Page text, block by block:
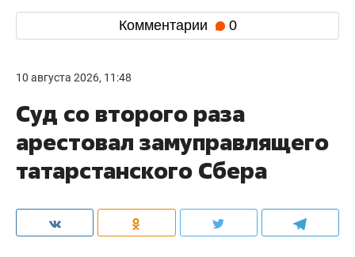
Комментарии 0
10 августа 2026, 11:48
Суд со второго раза
арестовал замуправлящего
татарстанского Сбера